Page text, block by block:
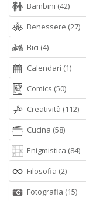
Bambini (42)
Benessere (27)
Bici (4)
Calendari (1)
Comics (50)
Creatività (112)
Cucina (58)
Enigmistica (84)
Filosofia (2)
Fotografia (15)